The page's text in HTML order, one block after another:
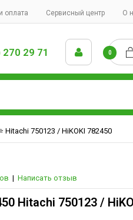
оплата Сервисный центр О
29 71 0
Hitachi 750123 / HiKOKI 782450
| Написать отзыв
Hitachi 750123 /